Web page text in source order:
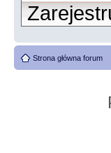
Strona główna forum